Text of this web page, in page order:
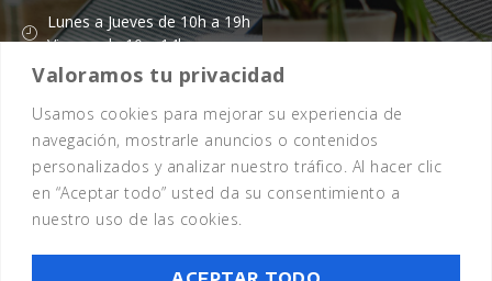
Valoramos tu privacidad
Usamos cookies para mejorar su experiencia de
navegación, mostrarle anuncios o contenidos
personalizados y analizar nuestro tráfico. Al hacer clic
en “Aceptar todo” usted da su consentimiento a
nuestro uso de las cookies.
Lunes a Jueves de 10h a 19h
Viernes de 10 a 14h
Política de cookies Política de privacidad